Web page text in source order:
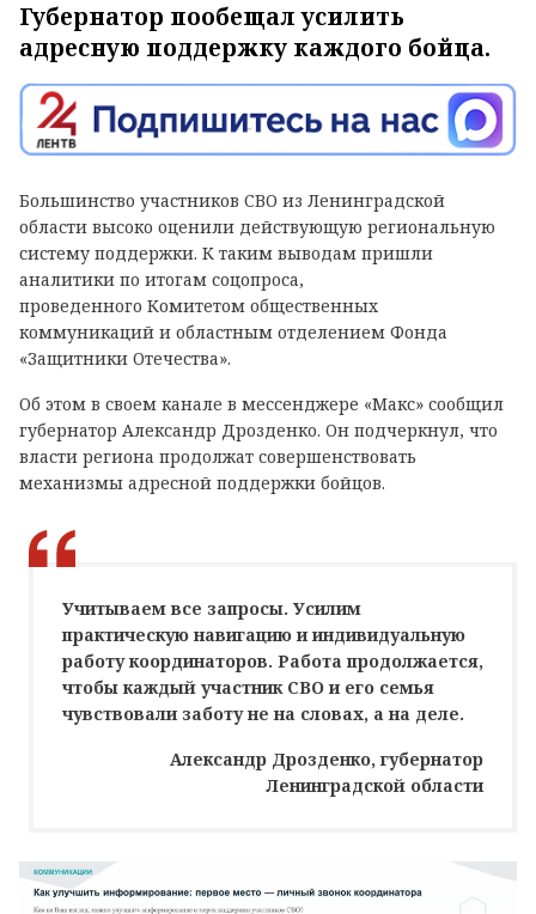
Губернатор пообещал усилить
адресную поддержку каждого бойца.
Большинство участников СВО из Ленинградской
области высоко оценили действующую региональную
систему поддержки. К таким выводам пришли
аналитики по итогам соцопроса,
проведенного Комитетом общественных
коммуникаций и областным отделением Фонда
«Защитники Отечества».
Об этом в своем канале в мессенджере «Макс» сообщил
губернатор Александр Дрозденко. Он подчеркнул, что
власти региона продолжат совершенствовать
механизмы адресной поддержки бойцов.
Учитываем все запросы. Усилим
практическую навигацию и индивидуальную
работу координаторов. Работа продолжается,
чтобы каждый участник СВО и его семья
чувствовали заботу не на словах, а на деле.
Александр Дрозденко, губернатор
Ленинградской области